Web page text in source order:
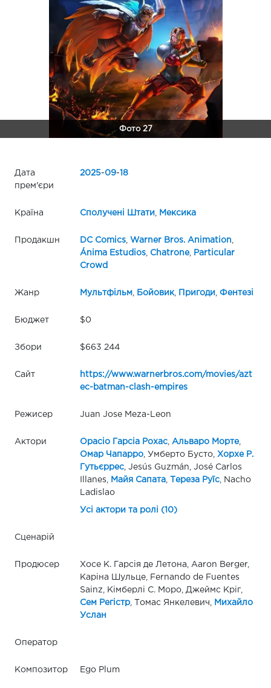
Фото 27
Дата
прем'єри
2025-09-18
Країна Сполучені Штати Мексика
Продакшн DC Comics, Warner Bros. Animation
Ánima Estudios, Chatrone,
Particular
Crowd
Жанр Мультфільм, Бойовик, Пригоди Фентезі
Бюджет $0
Збори $663 244
Сайт
https://www.warnerbros.com/movies/azt
ec-batman-clash-empires
Режисер Juan Jose Meza-Leon
Актори Орасіо Гарсіа Рохас, Альваро Морте,
Омар Чапарро, Умберто Бусто,
Хорхе Р.
Гутьєррес, Jesús Guzmán, José Carlos
Illanes,
Майя Сапата, Тереза Руїс, Nacho
Ladislao
Усі актори та ролі (10)
Сценарій
Продюсер
Хосе К. Гарсія де Летона, Aaron Berger,
Каріна Шульце, Fernando de Fuentes
Sainz, Кімберлі С. Моро, Джеймс Кріг,
Сем Регістр, Томас Янкелевич,
Михайло
Услан
Оператор
Композитор Ego Plum